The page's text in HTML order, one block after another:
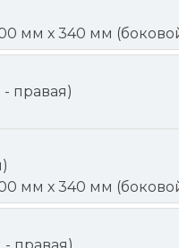
мм х 340 мм
- правая)
мм х 340 мм